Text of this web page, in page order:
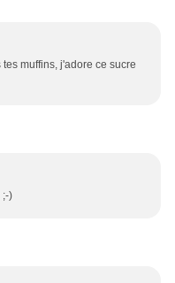
tes muffins, j'adore ce sucre
;-)